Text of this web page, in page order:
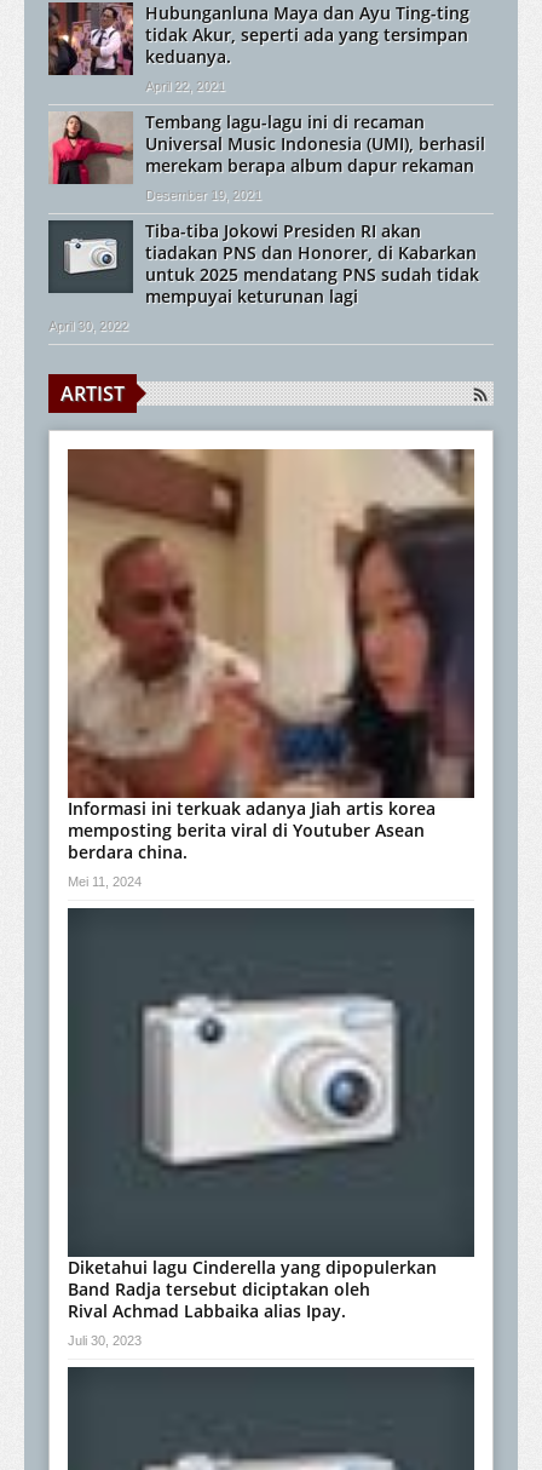
Hubunganluna Maya dan Ayu Ting-ting
tidak Akur, seperti ada yang tersimpan
keduanya.
April 22, 2021
Tembang lagu-lagu ini di recaman
Universal Music Indonesia (UMI), berhasil
merekam berapa album dapur rekaman
Desember 19, 2021
Tiba-tiba Jokowi Presiden RI akan
tiadakan PNS dan Honorer, di Kabarkan
untuk 2025 mendatang PNS sudah tidak
mempuyai keturunan lagi
April 30, 2022
ARTIST
Informasi ini terkuak adanya Jiah artis korea
memposting berita viral di Youtuber Asean
berdara china.
Mei 11, 2024
Diketahui lagu Cinderella yang dipopulerkan
Band Radja tersebut diciptakan oleh
Rival Achmad Labbaika alias Ipay.
Juli 30, 2023